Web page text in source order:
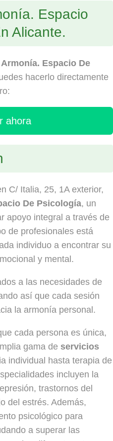
Espacio
Alicante.
Armonía. Espacio De
hacerlo directamente
ahora
C/ Italia, 25, 1A exterior,
De Psicología, un
apoyo integral a través de
de profesionales está
individuo a encontrar su
y mental.
a las necesidades de
así que cada sesión
la armonía personal.
cada persona es única,
gama de servicios
individual hasta terapia de
incluyen la
trastornos del
del estrés. Además,
psicológico para
a superar las